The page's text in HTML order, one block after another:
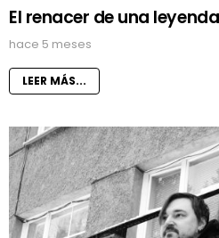
El renacer de una
hace 5 meses
LEER MÁS...